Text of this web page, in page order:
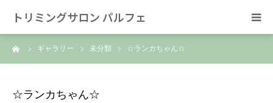
トリミングサロン パルフェ
ギャラリー 未分類 ☆ランカちゃん☆
☆ランカちゃん☆
HOME